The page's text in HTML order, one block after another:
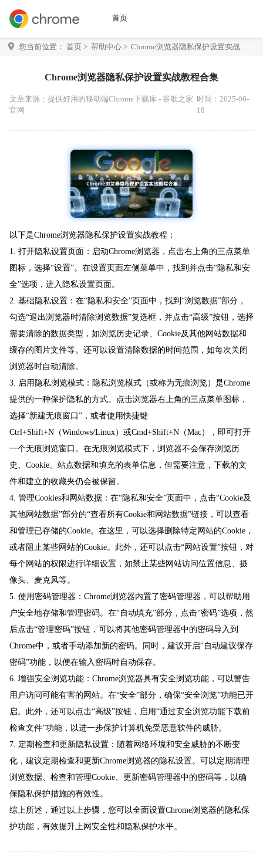
首页
您当前位置： 首页 > 帮助中心 > Chrome浏览器隐私保护设置实战教
Chrome浏览器隐私保护设置实战教程合集
文章来源： 提供好用的移动端Chrome下载库 - 谷歌之家
官网
时间：2025-06-
18
以下是Chrome浏览器隐私保护设置实战教程：
1. 打开隐私设置页面：启动Chrome浏览器，点击右上角的三点菜单
图标，选择“设置”。在设置页面左侧菜单中，找到并点击“隐私和安
全”选项，进入隐私设置页面。
2. 基础隐私设置：在“隐私和安全”页面中，找到“浏览数据”部分，
勾选“退出浏览器时清除浏览数据”复选框，并点击“高级”按钮，选择
需要清除的数据类型，如浏览历史记录、Cookie及其他网站数据和
缓存的图片文件等。还可以设置清除数据的时间范围，如每次关闭
浏览器时自动清除。
3. 启用隐私浏览模式：隐私浏览模式（或称为无痕浏览）是Chrome
提供的一种保护隐私的方式。点击浏览器右上角的三点菜单图标，
选择“新建无痕窗口”，或者使用快捷键
Ctrl+Shift+N（Windows/Linux）或Cmd+Shift+N（Mac），即可打开
一个无痕浏览窗口。在无痕浏览模式下，浏览器不会保存浏览历
史、Cookie、站点数据和填充的表单信息，但需要注意，下载的文
件和建立的收藏夹仍会被保留。
4. 管理Cookies和网站数据：在“隐私和安全”页面中，点击“Cookie及
其他网站数据”部分的“查看所有Cookie和网站数据”链接，可以查看
和管理已存储的Cookie。在这里，可以选择删除特定网站的Cookie，
或者阻止某些网站的Cookie。此外，还可以点击“网站设置”按钮，对
每个网站的权限进行详细设置，如禁止某些网站访问位置信息、摄
像头、麦克风等。
5. 使用密码管理器：Chrome浏览器内置了密码管理器，可以帮助用
户安全地存储和管理密码。在“自动填充”部分，点击“密码”选项，然
后点击“管理密码”按钮，可以将其他密码管理器中的密码导入到
Chrome中，或者手动添加新的密码。同时，建议开启“自动建议保存
密码”功能，以便在输入密码时自动保存。
6. 增强安全浏览功能：Chrome浏览器具有安全浏览功能，可以警告
用户访问可能有害的网站。在“安全”部分，确保“安全浏览”功能已开
启。此外，还可以点击“高级”按钮，启用“通过安全浏览功能下载前
检查文件”功能，以进一步保护计算机免受恶意软件的威胁。
7. 定期检查和更新隐私设置：随着网络环境和安全威胁的不断变
化，建议定期检查和更新Chrome浏览器的隐私设置。可以定期清理
浏览数据、检查和管理Cookie、更新密码管理器中的密码等，以确
保隐私保护措施的有效性。
综上所述，通过以上步骤，您可以全面设置Chrome浏览器的隐私保
护功能，有效提升上网安全性和隐私保护水平。